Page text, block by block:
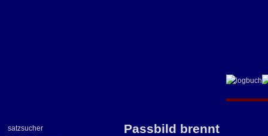
satzsucher
Passbild brennt